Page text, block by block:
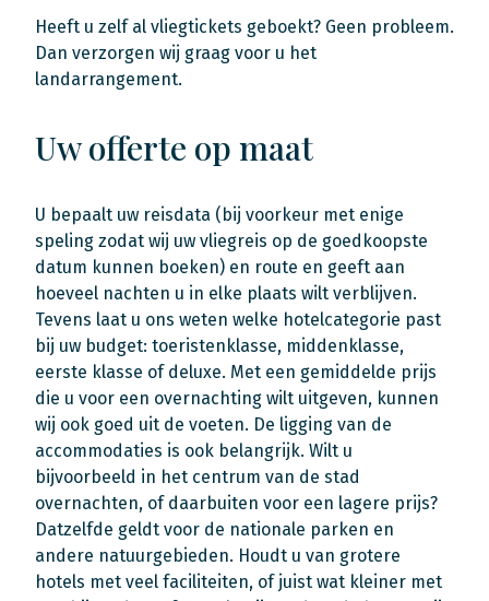
Heeft u zelf al vliegtickets geboekt? Geen probleem.
Dan verzorgen wij graag voor u het
landarrangement.
Uw offerte op maat
U bepaalt uw reisdata (bij voorkeur met enige
speling zodat wij uw vliegreis op de goedkoopste
datum kunnen boeken) en route en geeft aan
hoeveel nachten u in elke plaats wilt verblijven.
Tevens laat u ons weten welke hotelcategorie past
bij uw budget: toeristenklasse, middenklasse,
eerste klasse of deluxe. Met een gemiddelde prijs
die u voor een overnachting wilt uitgeven, kunnen
wij ook goed uit de voeten. De ligging van de
accommodaties is ook belangrijk. Wilt u
bijvoorbeeld in het centrum van de stad
overnachten, of daarbuiten voor een lagere prijs?
Datzelfde geldt voor de nationale parken en
andere natuurgebieden. Houdt u van grotere
hotels met veel faciliteiten, of juist wat kleiner met